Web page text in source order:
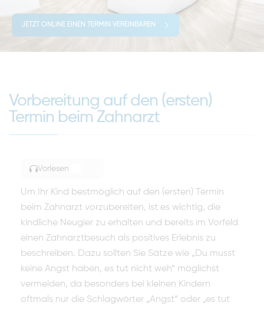
JETZT ONLINE EINEN TERMIN VEREINBAREN
Vorbereitung auf den (ersten)
Termin beim Zahnarzt
Vorlesen
Um Ihr Kind bestmöglich auf den (ersten) Termin
beim Zahnarzt vorzubereiten, ist es wichtig, die
kindliche Neugier zu erhalten und bereits im Vorfeld
einen Zahnarztbesuch als positives Erlebnis zu
beschreiben. Dazu sollten Sie Sätze wie „Du musst
keine Angst haben, es tut nicht weh“ möglichst
vermeiden, da besonders bei kleinen Kindern
oftmals nur die Schlagwörter „Angst“ oder „es tut